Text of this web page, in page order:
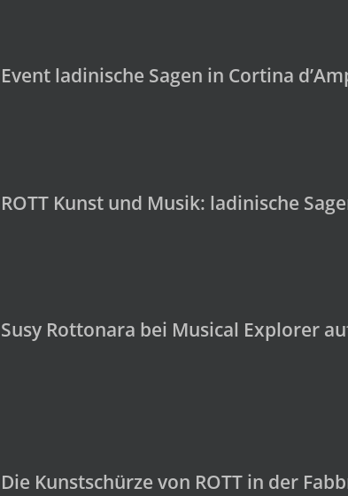
Event ladinische Sagen in Cortina
ROTT Kunst und Musik: ladinische
Susy Rottonara bei Musical Explorer
Die Kunstschürze von ROTT in der